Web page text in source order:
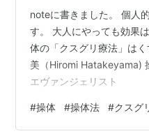
noteに書きました。 個人
す。 大人にやっても効果
体の「クスグリ療法」は
美（Hiromi Hatakeyama)
エヴァンジェリスト
#操体 #操体法 #クスグ